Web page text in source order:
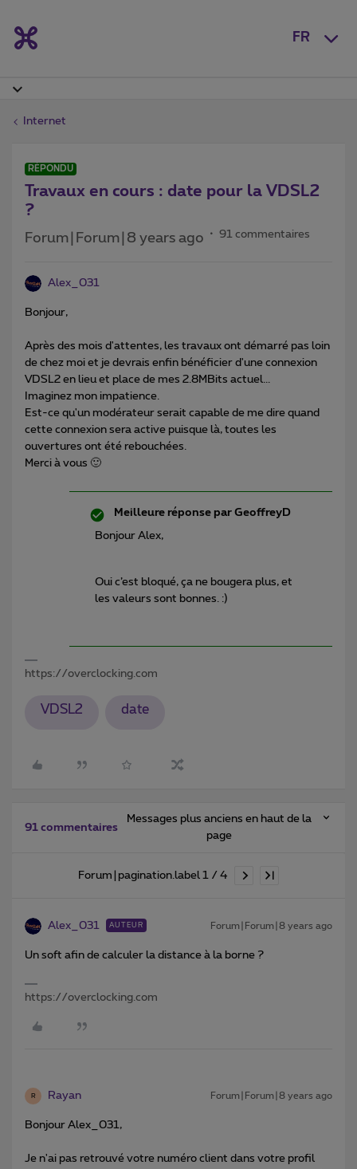
FR
Internet
RÉPONDU
Travaux en cours : date pour la VDSL2
?
Forum|Forum|8 years ago 91 commentaires
Alex_031
Bonjour,
Après des mois d'attentes, les travaux ont démarré pas loin
de chez moi et je devrais enfin bénéficier d'une connexion
VDSL2 en lieu et place de mes 2.8MBits actuel...
Imaginez mon impatience.
Est-ce qu'un modérateur serait capable de me dire quand
cette connexion sera active puisque là, toutes les
ouvertures ont été rebouchées.
Merci à vous 🙂
Meilleure réponse par GeoffreyD
Bonjour Alex,
Oui c’est bloqué, ça ne bougera plus, et
les valeurs sont bonnes. :)
https://overclocking.com
VDSL2 date
91 commentaires
Messages plus anciens en haut de la
page
Forum|pagination.label 1 / 4
Alex_031 AUTEUR Forum|Forum|8 years ago
Un soft afin de calculer la distance à la borne ?
https://overclocking.com
R Rayan Forum|Forum|8 years ago
Bonjour Alex_031,
Je n'ai pas retrouvé votre numéro client dans votre profil